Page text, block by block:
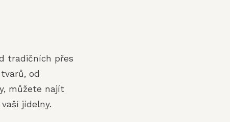
tradičních přes
od
můžete najít
jídelny.